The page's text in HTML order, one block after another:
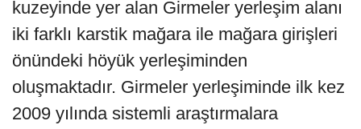
kuzeyinde yer alan Girmeler yerleşim alanı
iki farklı karstik mağara ile mağara girişleri
önündeki höyük yerleşiminden
oluşmaktadır. Girmeler yerleşiminde ilk kez
2009 yılında sistemli araştırmalara